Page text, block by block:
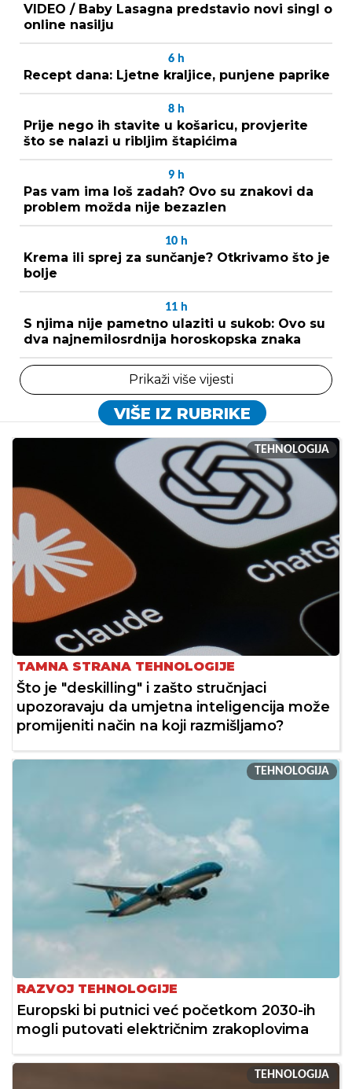
VIDEO / Baby Lasagna predstavio novi singl o
online nasilju
6 h
Recept dana: Ljetne kraljice, punjene paprike
8 h
Prije nego ih stavite u košaricu, provjerite
što se nalazi u ribljim štapićima
9 h
Pas vam ima loš zadah? Ovo su znakovi da
problem možda nije bezazlen
10 h
Krema ili sprej za sunčanje? Otkrivamo što je
bolje
11 h
S njima nije pametno ulaziti u sukob: Ovo su
dva najnemilosrdnija horoskopska znaka
Prikaži više vijesti
VIŠE IZ RUBRIKE
TEHNOLOGIJA
TAMNA STRANA TEHNOLOGIJE
Što je "deskilling" i zašto stručnjaci
upozoravaju da umjetna inteligencija može
promijeniti način na koji razmišljamo?
TEHNOLOGIJA
RAZVOJ TEHNOLOGIJE
Europski bi putnici već početkom 2030-ih
mogli putovati električnim zrakoplovima
TEHNOLOGIJA